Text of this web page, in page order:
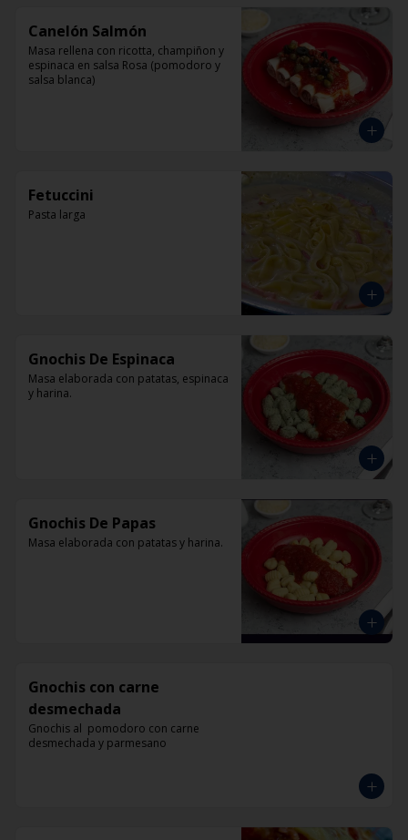
Canelón Salmón
Masa rellena con ricotta, champiñon y
espinaca en salsa Rosa (pomodoro y
salsa blanca)
Fetuccini
Pasta larga
Gnochis De Espinaca
Masa elaborada con patatas, espinaca
y harina.
Gnochis De Papas
Masa elaborada con patatas y harina.
Gnochis con carne
desmechada
Gnochis al  pomodoro con carne
desmechada y parmesano